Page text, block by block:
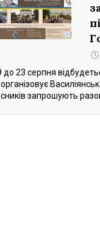
до 23 серпня
запрошують